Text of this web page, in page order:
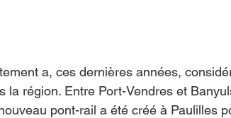
a, ces dernières années,
la région. Entre Port-Vendres et
pont-rail a été créé à Paulilles